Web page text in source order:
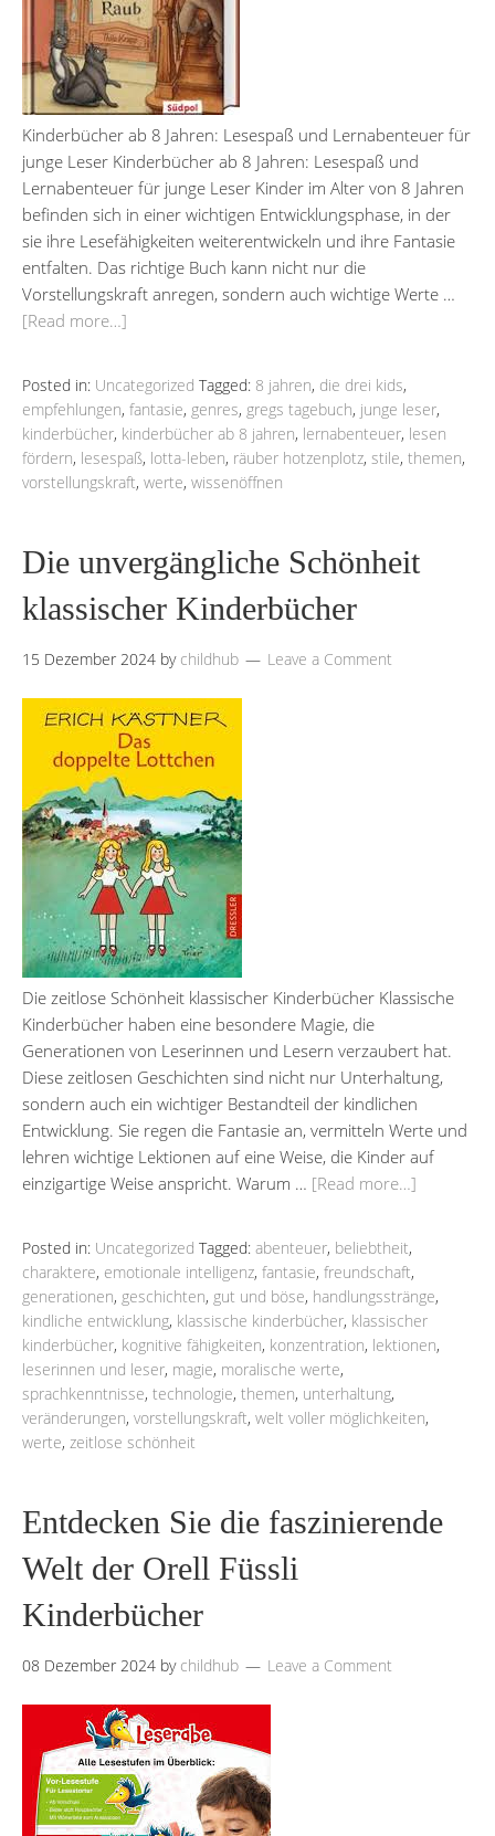
Kinderbücher ab 8 Jahren: Lesespaß und Lernabenteuer für
junge Leser Kinderbücher ab 8 Jahren: Lesespaß und
Lernabenteuer für junge Leser Kinder im Alter von 8 Jahren
befinden sich in einer wichtigen Entwicklungsphase, in der
sie ihre Lesefähigkeiten weiterentwickeln und ihre Fantasie
entfalten. Das richtige Buch kann nicht nur die
Vorstellungskraft anregen, sondern auch wichtige Werte …
[Read more…]
Posted in: Uncategorized Tagged: 8 jahren, die drei kids,
empfehlungen, fantasie, genres, gregs tagebuch, junge leser,
kinderbücher, kinderbücher ab 8 jahren, lernabenteuer, lesen
fördern, lesespaß, lotta-leben, räuber hotzenplotz, stile, themen,
vorstellungskraft, werte, wissenöffnen
Die unvergängliche Schönheit
klassischer Kinderbücher
15 Dezember 2024 by childhub Leave a Comment
Die zeitlose Schönheit klassischer Kinderbücher Klassische
Kinderbücher haben eine besondere Magie, die
Generationen von Leserinnen und Lesern verzaubert hat.
Diese zeitlosen Geschichten sind nicht nur Unterhaltung,
sondern auch ein wichtiger Bestandteil der kindlichen
Entwicklung. Sie regen die Fantasie an, vermitteln Werte und
lehren wichtige Lektionen auf eine Weise, die Kinder auf
einzigartige Weise anspricht. Warum … [Read more…]
Posted in: Uncategorized Tagged: abenteuer, beliebtheit,
charaktere, emotionale intelligenz, fantasie, freundschaft,
generationen, geschichten, gut und böse, handlungsstränge,
kindliche entwicklung, klassische kinderbücher, klassischer
kinderbücher, kognitive fähigkeiten, konzentration, lektionen,
leserinnen und leser, magie, moralische werte,
sprachkenntnisse, technologie, themen, unterhaltung,
veränderungen, vorstellungskraft, welt voller möglichkeiten,
werte, zeitlose schönheit
Entdecken Sie die faszinierende
Welt der Orell Füssli
Kinderbücher
08 Dezember 2024 by childhub Leave a Comment